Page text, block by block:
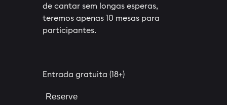
Entrada gratuita (18+)
de cantar sem longas esperas,
teremos apenas 10 mesas para
participantes.
Reserve